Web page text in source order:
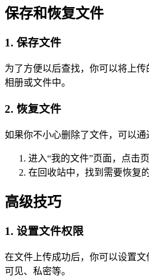
保存和恢复文件
1. 保存文件
为了方便以后查找，你可以将上
相册或文件中。
2. 恢复文件
如果你不小心删除了文件，可以通
进入“我的文件”页面，点击
在回收站中，找到需要恢复
高级技巧
1. 设置文件权限
在文件上传成功后，你可以设置
可见、私密等。